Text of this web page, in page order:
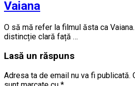
Vaiana
O să mă refer la filmul ăsta ca
distincție clară față …
Lasă un răspuns
Adresa ta de email nu va fi publicată.